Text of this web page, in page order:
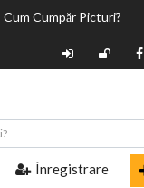
Cum Cumpăr Picturi?
Înregistrare